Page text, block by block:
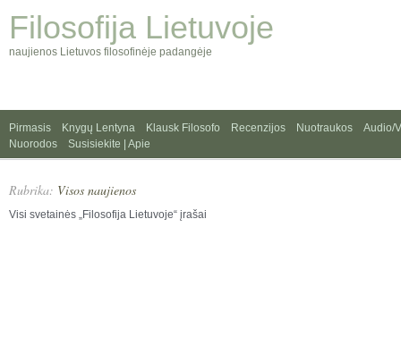
Filosofija Lietuvoje
naujienos Lietuvos filosofinėje padangėje
Pirmasis Knygų Lentyna Klausk Filosofo Recenzijos Nuotraukos
Audio/
Nuorodos
Susisiekite | Apie
Rubrika: Visos naujienos
Visi svetainės „Filosofija Lietuvoje“ įrašai